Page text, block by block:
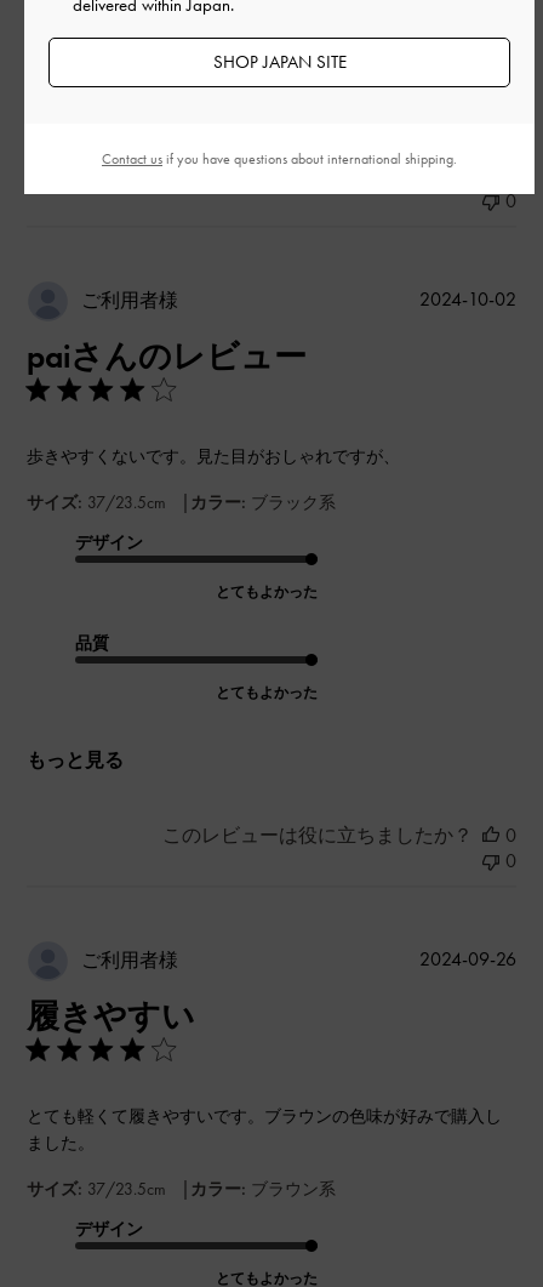
このレビューは役に立ちましたか？
0
ご利用者様
paiさんのレビュー
歩きやすくないです。見た目がおしゃれですが、
サイズ: 37/23.5cm | カラー: ブラック系
デザイン
とてもよかった
品質
とてもよかった
もっと見る
公
2024-10-02
このレビューは役に立ちましたか？
0
0
ご利用者様
履きやすい
とても軽くて履きやすいです。ブラウンの色味が好みで購入し
ました。
サイズ: 37/23.5cm | カラー: ブラウン系
デザイン
とてもよかった
公
2024-09-26
SHOP JAPAN SITE
Contact usif you have questions about international shipping.